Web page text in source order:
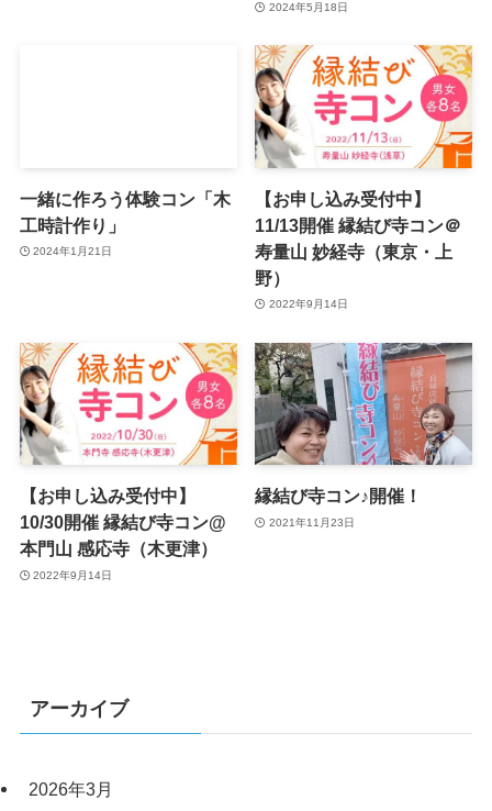
2024年5月18日
一緒に作ろう体験コン「木
工時計作り」
2024年1月21日
【お申し込み受付中】
11/13開催 縁結び寺コン＠
寿量山 妙経寺（東京・上
野）
2022年9月14日
【お申し込み受付中】
10/30開催 縁結び寺コン@
本門山 感応寺（木更津）
2022年9月14日
縁結び寺コン♪開催！
2021年11月23日
アーカイブ
2026年3月